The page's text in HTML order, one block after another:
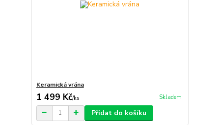
Keramická vrána
1 499 Kč/ks Skladem
Přidat do košíku